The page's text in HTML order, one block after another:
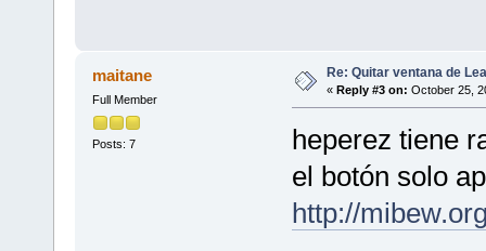
maitane
Full Member
Posts: 7
Re: Quitar ventana de
« Reply #3 on: October 25,
heperez tiene
el botón solo
http://